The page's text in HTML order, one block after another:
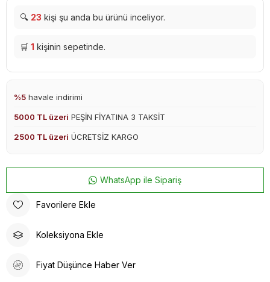
🔍 23 kişi şu anda bu ürünü inceliyor.
🛒 1 kişinin sepetinde.
%5 havale indirimi
5000 TL üzeri PEŞİN FİYATINA 3 TAKSİT
2500 TL üzeri ÜCRETSİZ KARGO
WhatsApp ile Sipariş
Favorilere Ekle
Koleksiyona Ekle
Fiyat Düşünce Haber Ver